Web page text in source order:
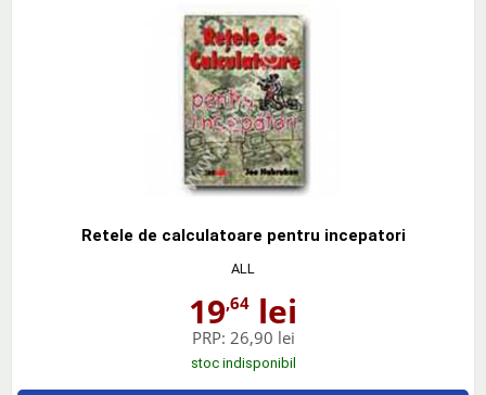
Retele de calculatoare pentru incepatori
ALL
19,64 lei
PRP: 26,90 lei
stoc indisponibil